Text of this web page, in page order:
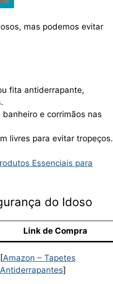
mas podemos evitar
fita antiderrapante,
e corrimãos nas
livres para evitar tropeços.
Essenciais para
do Idoso
Link de Compra
[Amazon – Tapetes
Antiderrapantes]